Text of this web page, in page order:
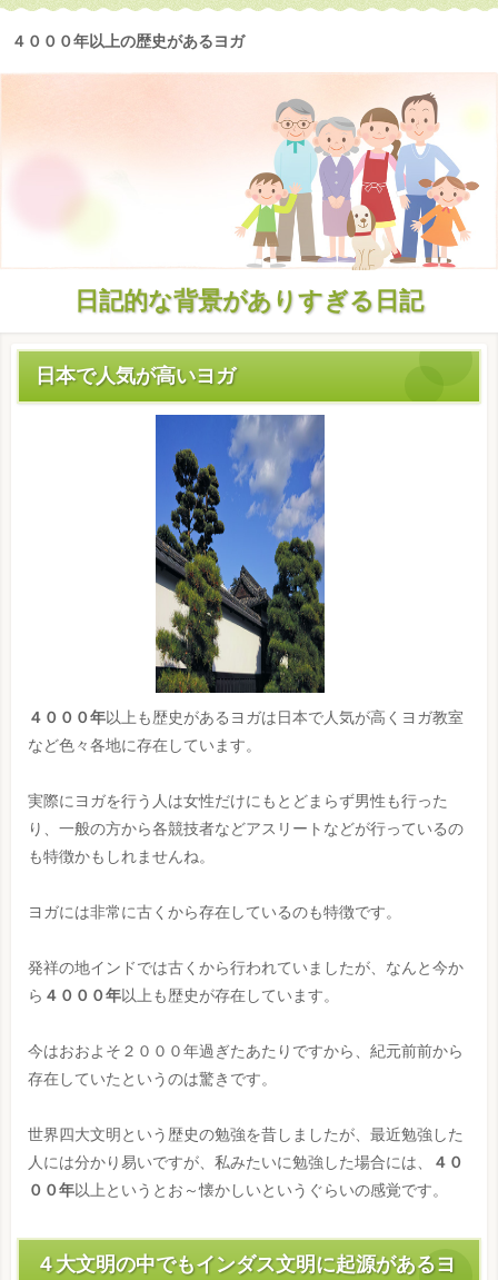
４０００年以上の歴史があるヨガ
日記的な背景がありすぎる日記
日本で人気が高いヨガ
４０００年以上も歴史があるヨガは日本で人気が高くヨガ教室
など色々各地に存在しています。
実際にヨガを行う人は女性だけにもとどまらず男性も行った
り、一般の方から各競技者などアスリートなどが行っているの
も特徴かもしれませんね。
ヨガには非常に古くから存在しているのも特徴です。
発祥の地インドでは古くから行われていましたが、なんと今か
ら ４０００年以上も歴史が存在しています。
今はおおよそ２０００年過ぎたあたりですから、紀元前前から
存在していたというのは驚きです。
世界四大文明という歴史の勉強を昔しましたが、最近勉強した
人には分かり易いですが、私みたいに勉強した場合には、
４０
００年以上というとお～懐かしいというぐらいの感覚です。
４大文明の中でもインダス文明に起源があるヨ